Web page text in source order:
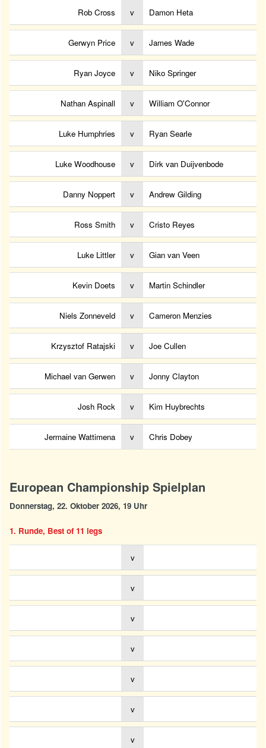
Rob Cross v Damon Heta
Gerwyn Price v James Wade
Ryan Joyce v Niko Springer
Nathan Aspinall v William O'Connor
Luke Humphries v Ryan Searle
Luke Woodhouse v Dirk van Duijvenbode
Danny Noppert v Andrew Gilding
Ross Smith v Cristo Reyes
Luke Littler v Gian van Veen
Kevin Doets v Martin Schindler
Niels Zonneveld v Cameron Menzies
Krzysztof Ratajski v Joe Cullen
Michael van Gerwen v Jonny Clayton
Josh Rock v Kim Huybrechts
Jermaine Wattimena v Chris Dobey
European Championship Spielplan
Donnerstag, 22. Oktober 2026, 19 Uhr
1. Runde, Best of 11 legs
v
v
v
v
v
v
v